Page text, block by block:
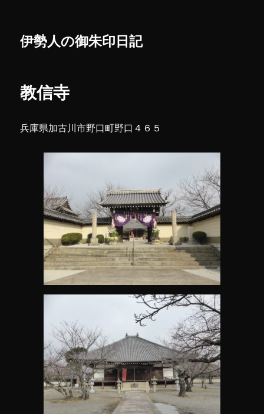
伊勢人の御朱印日記
教信寺
兵庫県加古川市野口町野口４６５